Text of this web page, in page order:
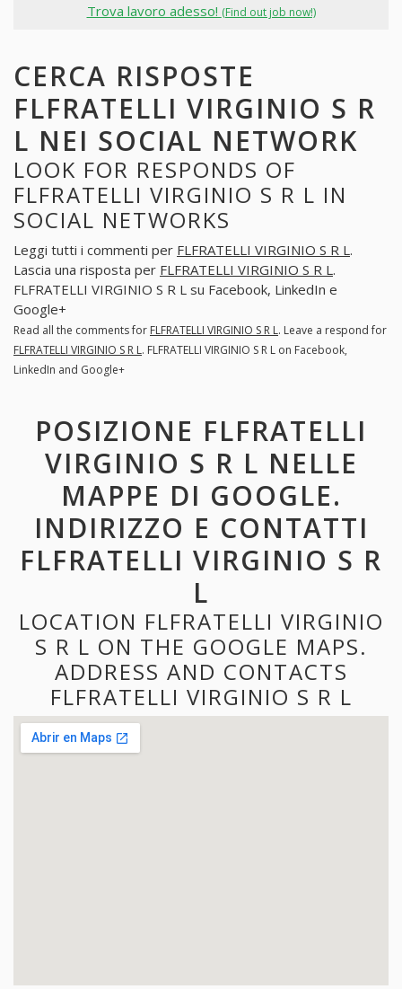
Trova lavoro adesso! (Find out job now!)
CERCA RISPOSTE
FLFRATELLI VIRGINIO S R
L NEI SOCIAL NETWORK
LOOK FOR RESPONDS OF
FLFRATELLI VIRGINIO S R L IN
SOCIAL NETWORKS
Leggi tutti i commenti per FLFRATELLI VIRGINIO S R L .
Lascia una risposta per FLFRATELLI VIRGINIO S R L .
FLFRATELLI VIRGINIO S R L su Facebook, LinkedIn e
Google+
Read all the comments for FLFRATELLI VIRGINIO S R L. Leave a respond for
FLFRATELLI VIRGINIO S R L. FLFRATELLI VIRGINIO S R L on Facebook,
LinkedIn and Google+
POSIZIONE FLFRATELLI
VIRGINIO S R L NELLE
MAPPE DI GOOGLE.
INDIRIZZO E CONTATTI
FLFRATELLI VIRGINIO S R
L
LOCATION FLFRATELLI VIRGINIO
S R L ON THE GOOGLE MAPS.
ADDRESS AND CONTACTS
FLFRATELLI VIRGINIO S R L